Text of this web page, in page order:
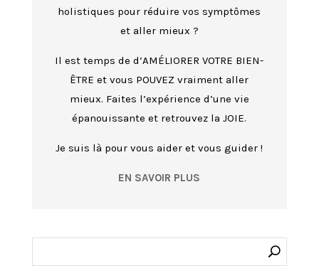
holistiques pour réduire vos symptômes
et aller mieux ?
Il est temps de d’AMÉLIORER VOTRE BIEN-
ÊTRE et vous POUVEZ vraiment aller
mieux. Faites l’expérience d’une vie
épanouissante et retrouvez la JOIE.
Je suis là pour vous aider et vous guider !
EN SAVOIR PLUS